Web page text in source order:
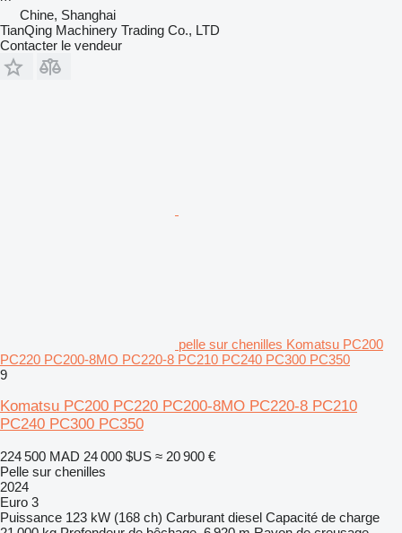
Chine, Shanghai
TianQing Machinery Trading Co., LTD
Contacter le vendeur
pelle sur chenilles Komatsu PC200
PC220 PC200-8MO PC220-8 PC210 PC240 PC300 PC350
9
Komatsu PC200 PC220 PC200-8MO PC220-8 PC210
PC240 PC300 PC350
224 500 MAD 24 000 $US ≈ 20 900 €
Pelle sur chenilles
2024
Euro 3
Puissance 123 kW (168 ch) Carburant diesel Capacité de charge